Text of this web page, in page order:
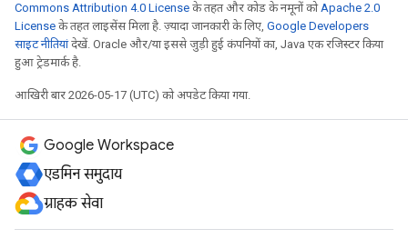
Commons Attribution 4.0 License के तहत और कोड के नमूनों कोApache 2.0
License के तहत लाइसेंस मिला है. ज़्यादा जानकारी के लिए, Google Developers
साइट नीतियांदेखें. Oracle और/या इससे जुड़ी हुई कंपनियों का, Java एक रजिस्टर किया
हुआ ट्रेडमार्क है.
आखिरी बार 2026-05-17 (UTC) को अपडेट किया गया.
Google Workspace
एडमिन समुदाय
ग्राहक सेवा